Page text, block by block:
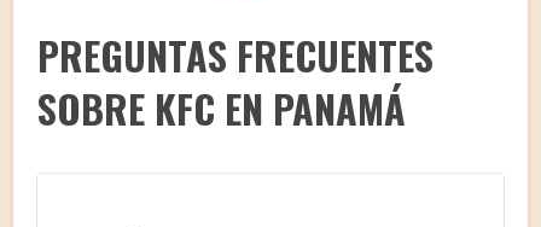
PREGUNTAS FRECUENTES
SOBRE KFC EN PANAMÁ